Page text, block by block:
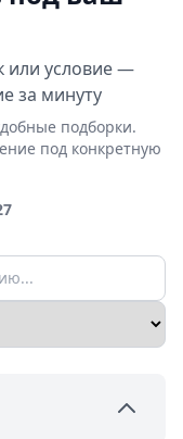
или условие —
за минуту
подборки.
под конкретную